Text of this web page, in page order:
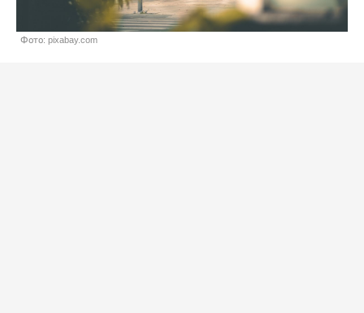
Фото: pixabay.com